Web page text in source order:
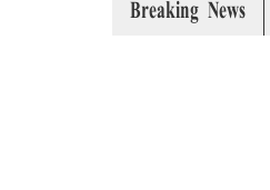
Breaking News
வழக்கை வாபஸ் பெற்றார் சங்கீதா